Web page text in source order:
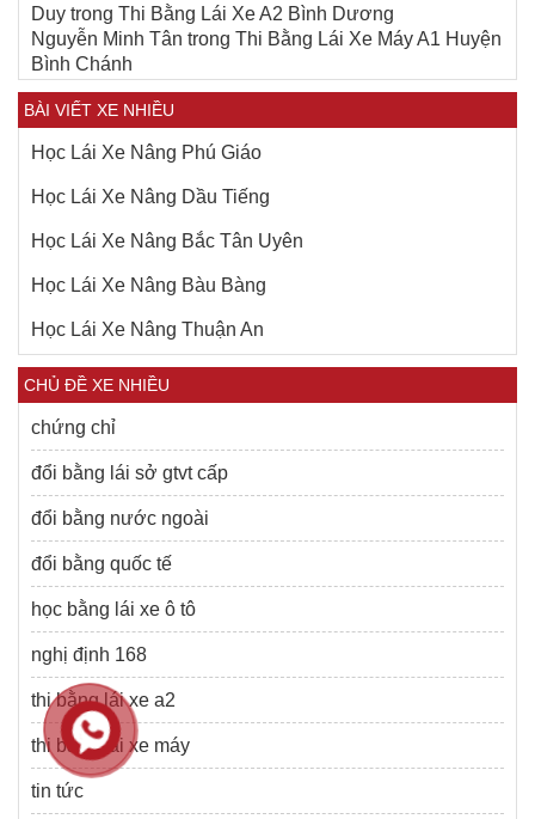
Duy trong Thi Bằng Lái Xe A2 Bình Dương
Nguyễn Minh Tân trong Thi Bằng Lái Xe Máy A1 Huyện
Bình Chánh
BÀI VIẾT XE NHIỀU
Học Lái Xe Nâng Phú Giáo
Học Lái Xe Nâng Dầu Tiếng
Học Lái Xe Nâng Bắc Tân Uyên
Học Lái Xe Nâng Bàu Bàng
Học Lái Xe Nâng Thuận An
CHỦ ĐỀ XE NHIỀU
chứng chỉ
đổi bằng lái sở gtvt cấp
đổi bằng nước ngoài
đổi bằng quốc tế
học bằng lái xe ô tô
nghị định 168
thi bằng lái xe a2
thi bằng lái xe máy
tin tức